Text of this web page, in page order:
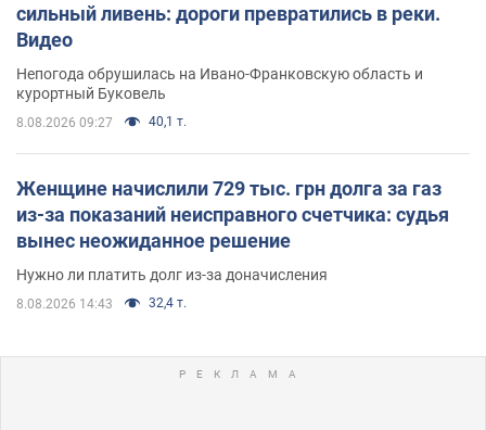
сильный ливень: дороги превратились в реки.
Видео
Непогода обрушилась на Ивано-Франковскую область и
курортный Буковель
8.08.2026 09:27 40,1 т.
Женщине начислили 729 тыс. грн долга за газ
из-за показаний неисправного счетчика: судья
вынес неожиданное решение
Нужно ли платить долг из-за доначисления
8.08.2026 14:43 32,4 т.